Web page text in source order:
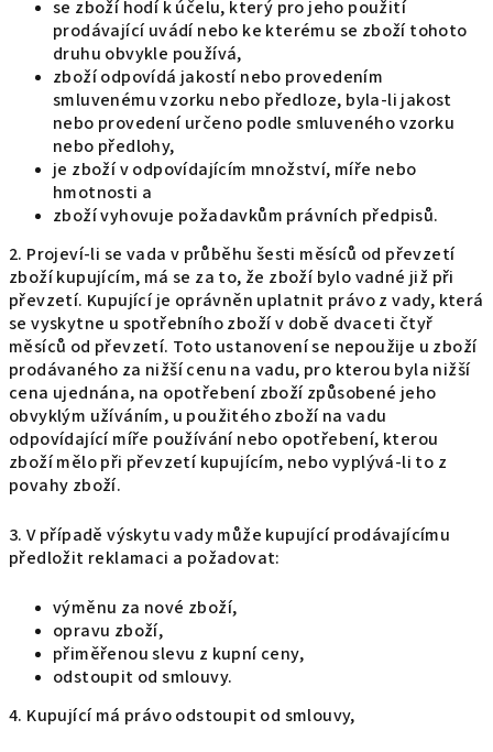
se zboží hodí k účelu, který pro jeho použití
prodávající uvádí nebo ke kterému se zboží tohoto
druhu obvykle používá,
zboží odpovídá jakostí nebo provedením
smluvenému vzorku nebo předloze, byla-li jakost
nebo provedení určeno podle smluveného vzorku
nebo předlohy,
je zboží v odpovídajícím množství, míře nebo
hmotnosti a
zboží vyhovuje požadavkům právních předpisů.
2. Projeví-li se vada v průběhu šesti měsíců od převzetí
zboží kupujícím, má se za to, že zboží bylo vadné již při
převzetí. Kupující je oprávněn uplatnit právo z vady, která
se vyskytne u spotřebního zboží v době dvaceti čtyř
měsíců od převzetí. Toto ustanovení se nepoužije u zboží
prodávaného za nižší cenu na vadu, pro kterou byla nižší
cena ujednána, na opotřebení zboží způsobené jeho
obvyklým užíváním, u použitého zboží na vadu
odpovídající míře používání nebo opotřebení, kterou
zboží mělo při převzetí kupujícím, nebo vyplývá-li to z
povahy zboží.
3. V případě výskytu vady může kupující prodávajícímu
předložit reklamaci a požadovat:
výměnu za nové zboží,
opravu zboží,
přiměřenou slevu z kupní ceny,
odstoupit od smlouvy.
4. Kupující má právo odstoupit od smlouvy,